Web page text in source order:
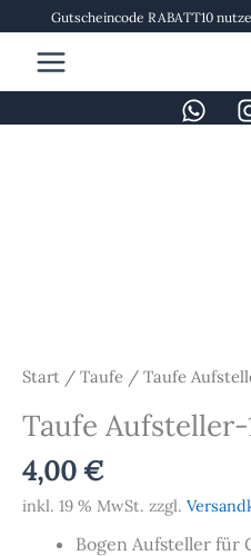
springen
Gutscheincode RABATT10
Start / Taufe / Taufe
Taufe Aufsteller-
4,00€
inkl. 19 % MwSt. zzgl.
Bogen Aufsteller für